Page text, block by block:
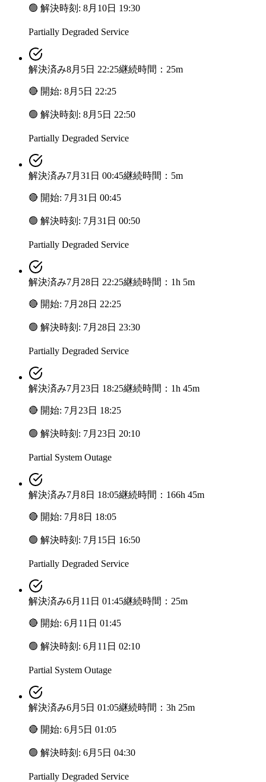
🟢 解決時刻 : 8月10日 19:30
Partially Degraded Service
解決済み8月5日 22:25継続時間：25m
🔴 開始: 8月5日 22:25
🟢 解決時刻 : 8月5日 22:50
Partially Degraded Service
解決済み7月31日 00:45継続時間：5m
🔴 開始: 7月31日 00:45
🟢 解決時刻 : 7月31日 00:50
Partially Degraded Service
解決済み7月28日 22:25継続時間：1h 5m
🔴 開始: 7月28日 22:25
🟢 解決時刻 : 7月28日 23:30
Partially Degraded Service
解決済み7月23日 18:25継続時間：1h 45m
🔴 開始: 7月23日 18:25
🟢 解決時刻 : 7月23日 20:10
Partial System Outage
解決済み7月8日 18:05継続時間：166h 45m
🔴 開始: 7月8日 18:05
🟢 解決時刻 : 7月15日 16:50
Partially Degraded Service
解決済み6月11日 01:45継続時間：25m
🔴 開始: 6月11日 01:45
🟢 解決時刻 : 6月11日 02:10
Partial System Outage
解決済み6月5日 01:05継続時間：3h 25m
🔴 開始: 6月5日 01:05
🟢 解決時刻 : 6月5日 04:30
Partially Degraded Service